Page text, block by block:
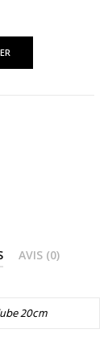
AVIS (0)
20cm